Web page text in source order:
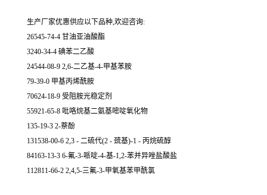
生产厂家优惠供应以下品种,欢迎咨询:
26545-74-4 甘油亚油酸酯
3240-34-4 碘苯二乙酸
24544-08-9 2,6-二乙基-4-甲基苯胺
79-39-0 甲基丙烯酰胺
70624-18-9 受阻胺光稳定剂
55921-65-8 吡咯烷基二氨基嘧啶氧化物
135-19-3 2-萘酚
131538-00-6 2,3 - 二硫代(2 - 巯基)-1 - 丙烷硫醇
84163-13-3 6-氟-3-哌啶-4-基-1,2-苯并异唑盐酸盐
112811-66-2 2,4,5-三氟-3-甲氧基苯甲酰氯